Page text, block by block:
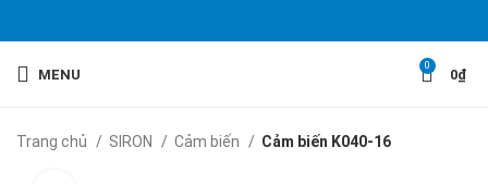
MENU
0
0₫
Trang chủ SIRON Cảm biến Cảm biến K040-16